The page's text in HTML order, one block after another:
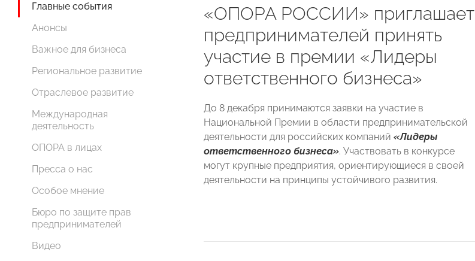
Главные события
Анонсы
Важное для бизнеса
Региональное развитие
Отраслевое развитие
Международная
деятельность
ОПОРА в лицах
Пресса о нас
Особое мнение
Бюро по защите прав
предпринимателей
Видео
«ОПОРА РОССИИ» приглашает
предпринимателей принять
участие в премии «Лидеры
ответственного бизнеса»
До 8 декабря принимаются заявки на участие в
Национальной Премии в области предпринимательской
деятельности для российских компаний «Лидеры
ответственного бизнеса». Участвовать в конкурсе
могут крупные предприятия, ориентирующиеся в своей
деятельности на принципы устойчивого развития.